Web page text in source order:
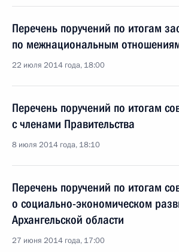
Перечень поручений по итогам
по межнациональным
22 июля 2014 года, 18:00
Перечень поручений по итогам
с членами Правительства
8 июля 2014 года, 18:10
Перечень поручений по итогам
о социально-экономическом
Архангельской области
27 июня 2014 года, 17:00